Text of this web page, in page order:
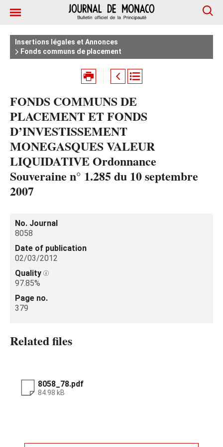
Insertions légales et Annonces
Fonds communs de placement
FONDS COMMUNS DE
PLACEMENT ET FONDS
D’INVESTISSEMENT
MONEGASQUES VALEUR
LIQUIDATIVE Ordonnance
Souveraine n° 1.285 du 10 septembre
2007
No. Journal
8058
Date of publication
02/03/2012
Quality
97.85%
Page no.
379
Related files
8058_78.pdf
84.98 kB